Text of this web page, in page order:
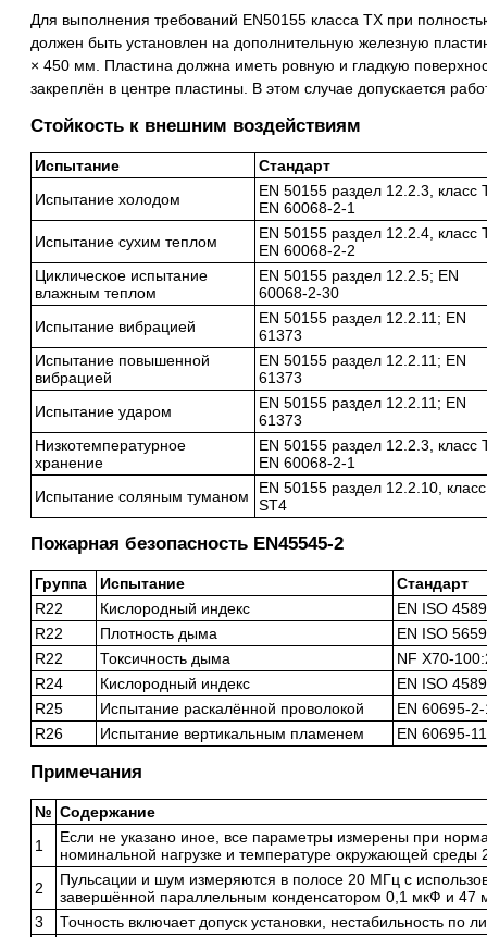
Для выполнения требований EN50155 класса TX при
должен быть установлен на дополнительную железную
× 450 мм. Пластина должна иметь ровную и гладкую
закреплён в центре пластины. В этом случае допускается
Стойкость к внешним воздействиям
Испытание
Стандарт
Испытание холодом
EN 50155 раздел 12.2.3, класс
EN 60068-2-1
Испытание сухим теплом
EN 50155 раздел 12.2.4, класс
EN 60068-2-2
Циклическое испытание
влажным теплом
EN 50155 раздел 12.2.5; EN
60068-2-30
Испытание вибрацией
EN 50155 раздел 12.2.11; EN
61373
Испытание повышенной
вибрацией
EN 50155 раздел 12.2.11; EN
61373
Испытание ударом
EN 50155 раздел 12.2.11; EN
61373
Низкотемпературное
хранение
EN 50155 раздел 12.2.3, класс
EN 60068-2-1
Испытание соляным туманом
EN 50155 раздел 12.2.10, класс
ST4
Пожарная безопасность EN45545-2
Группа Испытание
Стандарт
R22
Кислородный индекс
EN ISO
R22
Плотность дыма
EN ISO
R22
Токсичность дыма
NF X70-
R24
Кислородный индекс
EN ISO
R25
Испытание раскалённой проволокой
EN 60695-
R26
Испытание вертикальным пламенем EN 60695-
Примечания
№ Содержание
1
Если не указано иное, все параметры измерены при
номинальной нагрузке и температуре окружающей среды
2
Пульсации и шум измеряются в полосе 20 МГц с
завершённой параллельным конденсатором 0,1 мкФ и 47
3
Точность включает допуск установки, нестабильность по